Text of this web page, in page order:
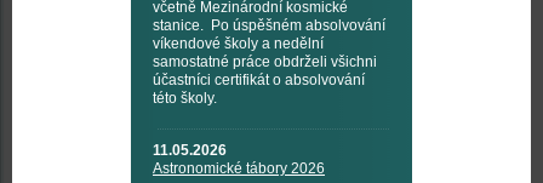
včetně Mezinárodní kosmické
stanice. Po úspěšném absolvování
víkendové školy a nedělní
samostatné práce obdrželi všichni
účastníci certifikát o absolvování
této školy.
11.05.2026
Astronomické tábory 2026